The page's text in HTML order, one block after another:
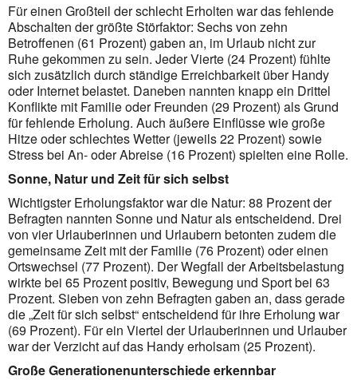
Für einen Großteil der schlecht Erholten war das fehlende
Abschalten der größte Störfaktor: Sechs von zehn
Betroffenen (61 Prozent) gaben an, im Urlaub nicht zur
Ruhe gekommen zu sein. Jeder Vierte (24 Prozent) fühlte
sich zusätzlich durch ständige Erreichbarkeit über Handy
oder Internet belastet. Daneben nannten knapp ein Drittel
Konflikte mit Familie oder Freunden (29 Prozent) als Grund
für fehlende Erholung. Auch äußere Einflüsse wie große
Hitze oder schlechtes Wetter (jeweils 22 Prozent) sowie
Stress bei An- oder Abreise (16 Prozent) spielten eine Rolle.
Sonne, Natur und Zeit für sich selbst
Wichtigster Erholungsfaktor war die Natur: 88 Prozent der
Befragten nannten Sonne und Natur als entscheidend. Drei
von vier Urlauberinnen und Urlaubern betonten zudem die
gemeinsame Zeit mit der Familie (76 Prozent) oder einen
Ortswechsel (77 Prozent). Der Wegfall der Arbeitsbelastung
wirkte bei 65 Prozent positiv, Bewegung und Sport bei 63
Prozent. Sieben von zehn Befragten gaben an, dass gerade
die „Zeit für sich selbst“ entscheidend für ihre Erholung war
(69 Prozent). Für ein Viertel der Urlauberinnen und Urlauber
war der Verzicht auf das Handy erholsam (25 Prozent).
Große Generationenunterschiede erkennbar